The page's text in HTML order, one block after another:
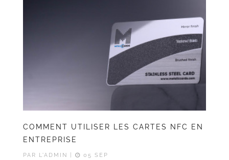
COMMENT UTILISER LES CARTES NFC EN
ENTREPRISE
PAR L'ADMIN | 05 SEP